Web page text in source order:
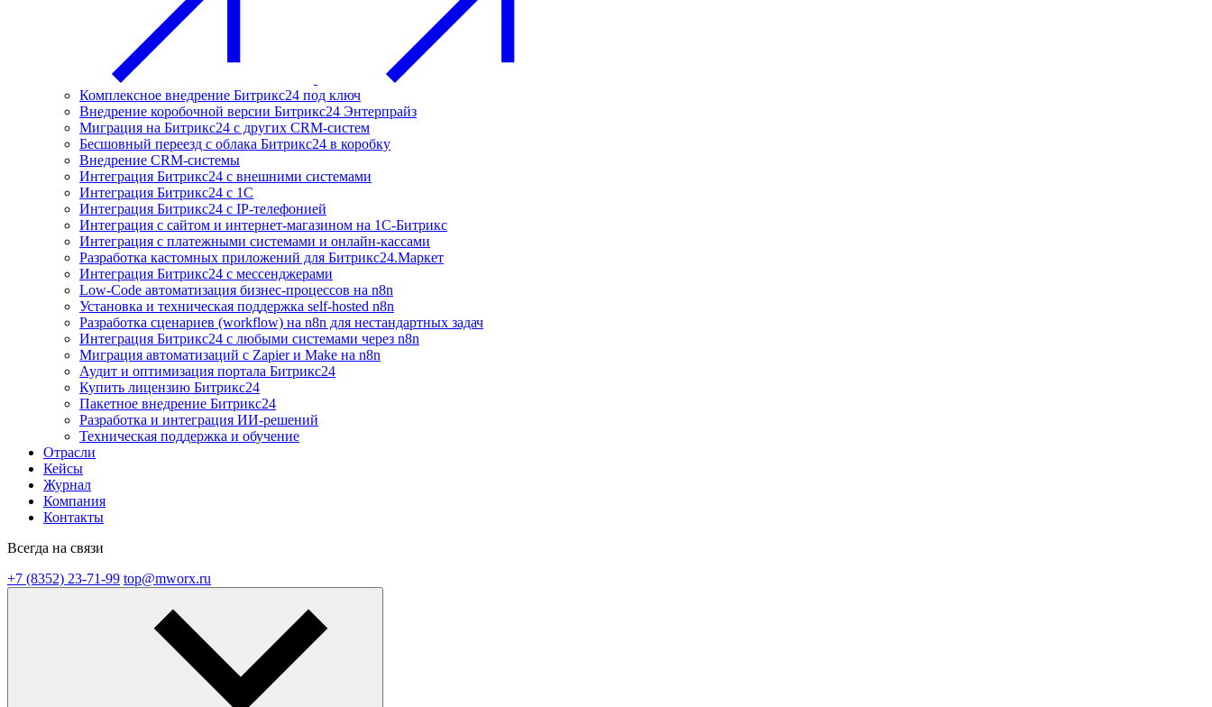
Комплексное внедрение Битрикс24 под ключ
Внедрение коробочной версии Битрикс24 Энтерпрайз
Миграция на Битрикс24 с других CRM-систем
Бесшовный переезд с облака Битрикс24 в коробку
Внедрение CRM-системы
Интеграция Битрикс24 с внешними системами
Интеграция Битрикс24 с 1С
Интеграция Битрикс24 с IP-телефонией
Интеграция с сайтом и интернет-магазином на 1С-Битрикс
Интеграция с платежными системами и онлайн-кассами
Разработка кастомных приложений для Битрикс24.Маркет
Интеграция Битрикс24 с мессенджерами
Low-Code автоматизация бизнес-процессов на n8n
Установка и техническая поддержка self-hosted n8n
Разработка сценариев (workflow) на n8n для нестандартных задач
Интеграция Битрикс24 с любыми системами через n8n
Миграция автоматизаций с Zapier и Make на n8n
Аудит и оптимизация портала Битрикс24
Купить лицензию Битрикс24
Пакетное внедрение Битрикс24
Разработка и интеграция ИИ-решений
Техническая поддержка и обучение
Отрасли
Кейсы
Журнал
Компания
Контакты
Всегда на связи
+7 (8352) 23-71-99 top@mworx.ru